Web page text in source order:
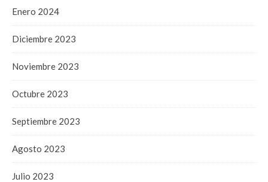
Enero 2024
Diciembre 2023
Noviembre 2023
Octubre 2023
Septiembre 2023
Agosto 2023
Julio 2023